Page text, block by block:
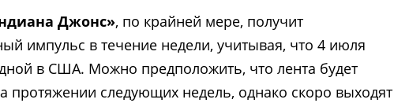
Джонс», по крайней мере, получит
импульс в течение недели, учитывая, что 4 июля
в США. Можно предположить, что лента будет
протяжении следующих недель, однако скоро выходят